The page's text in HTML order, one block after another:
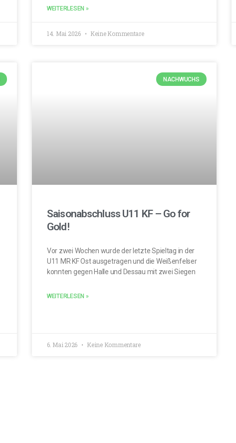
WEITERLESEN »
14. Mai 2026 Keine Kommentare
NACHWUCHS
Saisonabschluss U11 KF – Go for
Gold!
Vor zwei Wochen wurde der letzte Spieltag in der
U11 MR KF Ost ausgetragen und die Weißenfelser
konnten gegen Halle und Dessau mit zwei Siegen
WEITERLESEN »
6. Mai 2026 Keine Kommentare